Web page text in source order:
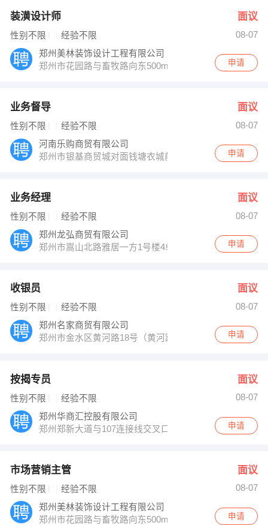
黄女士 发布 [按揭专员 ] 招聘信息
【郑州龙弘商贸有限公司 】 强势入驻
装潢设计师 面议
性别不限 经验不限
08-07
郑州美林装饰设计工程有限公司
郑州市花园路与畜牧路向东500m恒升商务11楼
申请
业务督导 面议
性别不限 经验不限
08-07
河南乐购商贸有限公司
郑州市银基商贸城对面钱塘衣城前面弓背街管城花园3号
申请
业务经理 面议
性别不限 经验不限
08-07
郑州龙弘商贸有限公司
郑州市嵩山北路雅居一方1号楼4单元10楼
申请
收银员 面议
性别不限 经验不限
08-07
郑州名家商贸有限公司
郑州市金水区黄河路18号（黄河路经五路交叉口路北）
申请
按揭专员 面议
性别不限 经验不限
08-07
郑州华商汇控股有限公司
郑州郑新大道与107连接线交叉口
申请
市场营销主管 面议
性别不限 经验不限
08-07
郑州美林装饰设计工程有限公司
郑州市花园路与畜牧路向东500m恒升商务11楼
申请